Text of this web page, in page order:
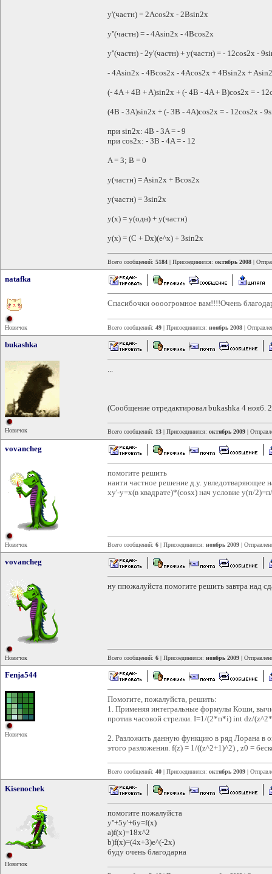
y'(частн) = 2Acos2x - 2Bsin2x
y''(частн) = - 4Asin2x - 4Bcos2x
y''(частн) - 2y'(частн) + y(частн) = - 12cos2x -
- 4Asin2x - 4Bcos2x - 4Acos2x + 4Bsin2x +
(- 4A + 4B + A)sin2x + (- 4B - 4A + B)cos2x = -
(4B - 3A)sin2x + (- 3B - 4A)cos2x = - 12cos2x -
при sin2x: 4B - 3A = - 9
при cos2x: - 3B - 4A = - 12
A = 3; B = 0
y(частн) = Asin2x + Bcos2x
y(частн) = 3sin2x
y(x) = y(одн) + y(частн)
y(x) = (C + Dx)(e^x) + 3sin2x
Всего сообщений: 5184 | Присоединился: октябрь 2008 |
natafka
Новичок
Спасибочки оооогромное вам!!!!Очень
Всего сообщений: 49 | Присоединился: ноябрь 2008 |
bukashka
Новичок
...
(Сообщение отредактировал bukashka 4 нояб.
Всего сообщений: 13 | Присоединился: октябрь 2009 |
vovancheg
Новичок
помогите решить
наити частное решение д.у. увледотваряющее
xy'-y=x(в квадрате)*(cosx) нач условие y(п/
Всего сообщений: 6 | Присоединился: ноябрь 2009 |
vovancheg
Новичок
ну ппожалуйста помогите решить завтра над
Всего сообщений: 6 | Присоединился: ноябрь 2009 |
Fenja544
Новичок
Помогите, пожалуйста, решить:
1. Применяя интегральные формулы Коши,
против часовой стрелки. I=1/(2*п*i) int dz/
2. Разложить данную функцию в ряд Лорана в
этого разложения. f(z) = 1/((z^2+1)^2) , z0 =
Всего сообщений: 40 | Присоединился: октябрь 2009 |
Kisenochek
Новичок
помогите пожалуйста
y''+5y'+6y=f(x)
a)f(x)=18x^2
b)f(x)=(4x+3)e^(-2x)
буду очень благодарна